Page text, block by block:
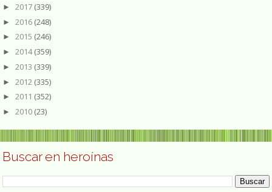
► 2017 (339)
► 2016 (248)
► 2015 (246)
► 2014(359)
► 2013 (339)
► 2012 (335)
► 2011 (352)
► 2010 (23)
Buscar en heroínas